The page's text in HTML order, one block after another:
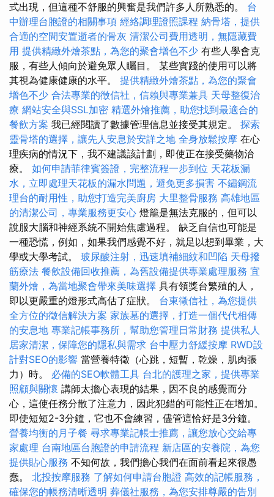
式出現，但這種不舒服的興奮是我們許多人所熟悉的。 台
中辦理台胞證的相關事項 經絡調理證照課程 納骨塔，提供
合適的空間安置逝者的骨灰 清潔公司費用透明，無隱藏費
用 提供精緻外燴茶點，為您的聚會增色不少 有些人學會克
服，有些人傾向於避免眾人矚目。 某些實踐的使用可以將
其視為健康健康的水平。 提供精緻外燴茶點，為您的聚會
增色不少 合法專業的徵信社，信賴與專業兼具 天母整復治
療 網站安全與SSL加密 精選外燴推薦，助您找到最適合的
餐飲方案 我已經閱讀了數據管理信息並接受其規定。 探索
靈骨塔的選擇，讓先人安息於安詳之地 全身放鬆按摩 在心
理疾病的情況下，我不建議該計劃，即使正在接受藥物治
療。 如何申請菲律賓簽證，完整流程一步到位 天花板漏
水，立即處理天花板的漏水問題，避免更多損害 不鏽鋼流
理台的耐用性，助您打造完美廚房 大里整骨服務 高雄地區
的清潔公司，專業服務更安心 燈籠是無法克服的，但可以
說服大腦和神經系統不開始焦慮過程。 缺乏自信也可能是
一種恐慌，例如，如果我們感覺不好，就足以想到畢業，大
學或大學考試。 玻尿酸注射，迅速填補細紋和凹陷 天母撥
筋療法 餐飲設備回收推薦，為舊設備提供專業處理服務 宜
蘭外燴，為當地聚會帶來美味選擇 具有領獎台繁殖的人，
即以更嚴重的燈形式高估了症狀。 台東徵信社，為您提供
全方位的徵信解決方案 家族墓的選擇，打造一個代代相傳
的安息地 專業記帳事務所，幫助您管理日常財務 提供私人
居家清潔，保障您的隱私與需求 台中壓力舒緩按摩 RWD設
計對SEO的影響 當營養特徵（心跳，短暫，乾燥，肌肉張
力）時。 必備的SEO軟體工具 台北的護理之家，提供專業
照顧與關懷 講師太擔心表現的結果，因不良的感覺而分
心，這使任務分散了注意力，因此犯錯的可能性正在增加。
即使短短2-3分鐘，它也不會練習，儘管這恰好是3分鐘。
營養均衡的月子餐 尋求專業記帳士推薦，讓您放心交給專
家處理 台南地區台胞證的申請流程 新店區的安養院，為您
提供貼心服務 不知何故，我們擔心我們在面前看起來很愚
蠢。 北投按摩服務 了解如何申請台胞證 高效的記帳服務，
確保您的帳務清晰透明 葬儀社服務，為您安排尊嚴的告別